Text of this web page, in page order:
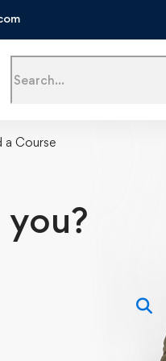
for:
a Course